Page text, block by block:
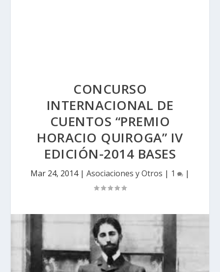
CONCURSO
INTERNACIONAL DE
CUENTOS “PREMIO
HORACIO QUIROGA” IV
EDICIÓN-2014 BASES
Mar 24, 2014| Asociaciones y Otros | 1 |